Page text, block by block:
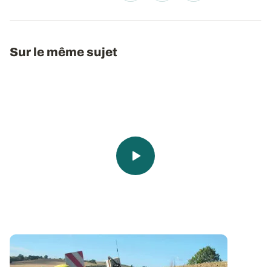
Sur le même sujet
Numérique et agriculture
: découvrez les